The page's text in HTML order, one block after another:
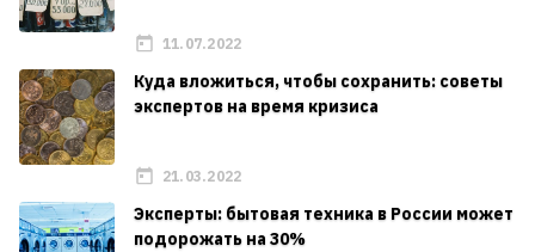
11.07.2022
Куда вложиться, чтобы сохранить: советы
экспертов на время кризиса
21.03.2022
Эксперты: бытовая техника в России может
подорожать на 30%